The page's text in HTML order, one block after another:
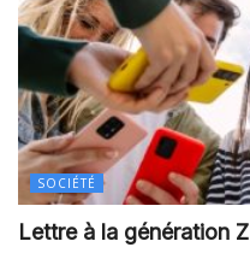
SOCIÉTÉ
Lettre à la génération Z